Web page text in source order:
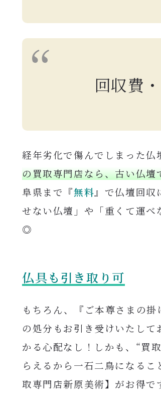
回収費
経年劣化で傷んでしまった
の買取専門店なら、古い仏
阜県まで『無料』で仏壇回収
せない仏壇」や「重くて運
◎
仏具も引き取り可
もちろん、『ご本尊さまの
の処分もお引き受けいたして
かる心配なし！しかも、“買
らえるから一石二鳥になる
取専門店新原美術】がお得で